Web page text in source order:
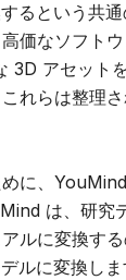
るという共
価なソフト
3D アセット
れらは整理
に、
は、研究
ルに変換す
ルに変換し